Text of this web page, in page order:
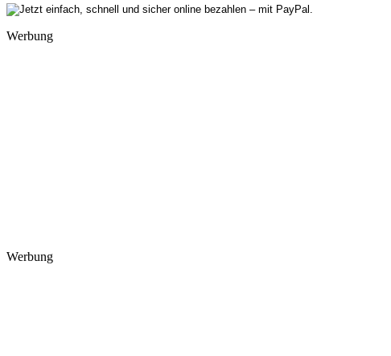
Werbung
Werbung